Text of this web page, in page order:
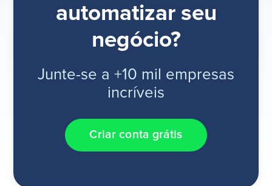
automatizar seu
negócio?
Junte-se a +10 mil empresas
incríveis
Criar conta grátis